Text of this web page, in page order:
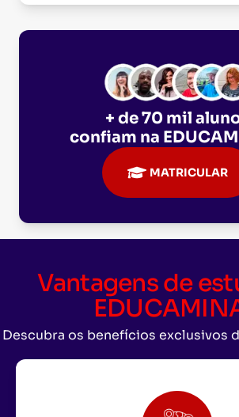
+ de 70 mil
confiam na
MATRICULAR
Vantagens de
Descubra os benefícios exclusivos